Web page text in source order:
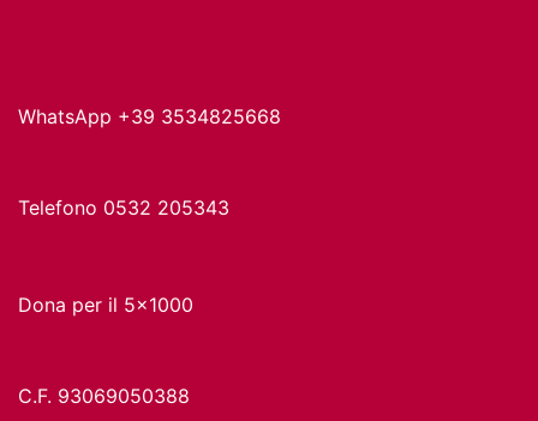
WhatsApp +39 3534825668
Telefono 0532 205343
Dona per il 5x1000
C.F. 93069050388